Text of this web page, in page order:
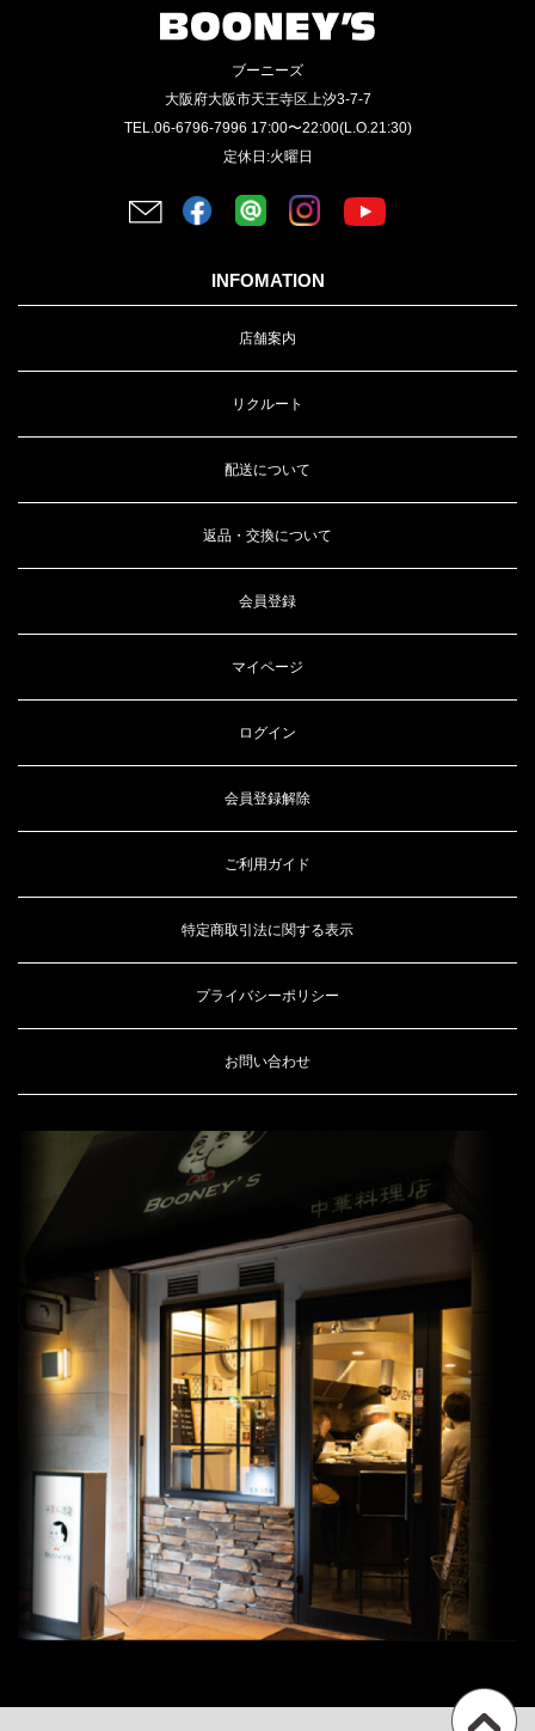
ブーニーズ
大阪府大阪市天王寺区上汐3-7-7
TEL.06-6796-7996 17:00〜22:00(L.O.21:30)
定休日:火曜日
INFOMATION
店舗案内
リクルート
配送について
返品・交換について
会員登録
マイページ
ログイン
会員登録解除
ご利用ガイド
特定商取引法に関する表示
プライバシーポリシー
お問い合わせ